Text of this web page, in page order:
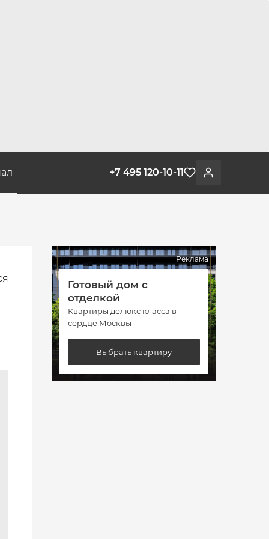
Войти
Избранное
+7 495 120-10-11
Реклама
Готовый дом с
отделкой
Квартиры делюкс класса в
сердце Москвы
Выбрать квартиру